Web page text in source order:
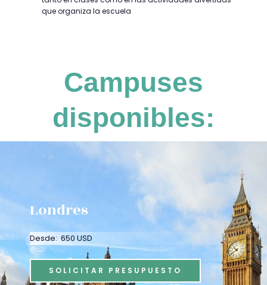
que organiza la escuela
Campuses
disponibles:
Londres
Desde: 650 USD
SOLICITAR PRESUPUESTO